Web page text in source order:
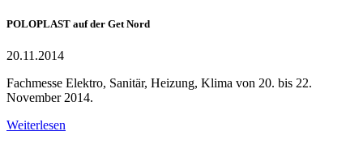
POLOPLAST auf der Get Nord
20.11.2014
Fachmesse Elektro, Sanitär, Heizung, Klima von 20. bis 22.
November 2014.
Weiterlesen